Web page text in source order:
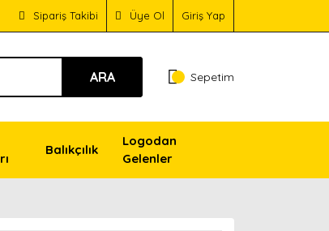
Sipariş Takibi Üye Ol Giriş Yap
ARA Sepetim
Balıkçılık
Logodan
Gelenler